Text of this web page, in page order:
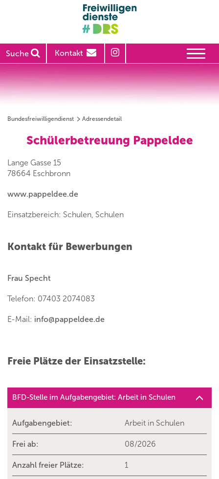
Suche Kontakt
Bundesfreiwilligendienst Adressendetail
Schülerbetreuung Pappeldee
Lange Gasse 15
78664 Eschbronn
www.pappeldee.de
Einsatzbereich: Schulen, Schulen
Kontakt für Bewerbungen
Frau Specht
Telefon: 07403 2074083
E-Mail: info@pappeldee.de
Freie Plätze der Einsatzstelle:
BFD-Stelle im Aufgabengebiet: Arbeit in Schulen
Aufgabengebiet: Arbeit in Schulen
Frei ab: 08/2026
Anzahl freier Plätze: 1